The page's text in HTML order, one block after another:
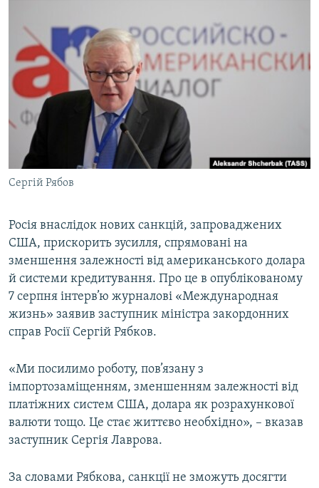
СПЕЦПРОЕКТИ
ДЕПОРТАЦІЯ
ВІДЕОУРОКИ «ELIFBE»
СВІДЧЕННЯ ОКУПАЦІЇ
УКРАЇНСЬКА ПРОБЛЕМА КРИМУ
ІНФОГРАФІКА
ЯК ОБІЙТИ БЛОКУВАННЯ
Русский
Qırımtatar
ДОЛУЧАЙСЯ!
Усі сайти RFE/RL
Сергій Рябов
Росія внаслідок нових санкцій, запроваджених
США, прискорить зусилля, спрямовані на
зменшення залежності від американського долара
й системи кредитування. Про це в опублікованому
7 серпня інтерв’ю журналові «Международная
жизнь» заявив заступник міністра закордонних
справ Росії Сергій Рябков.
«Ми посилимо роботу, пов’язану з
імпортозаміщенням, зменшенням залежності від
платіжних систем США, долара як розрахункової
валюти тощо. Це стає життєво необхідно», – вказав
заступник Сергія Лаврова.
За словами Рябкова, санкції не зможуть досягти